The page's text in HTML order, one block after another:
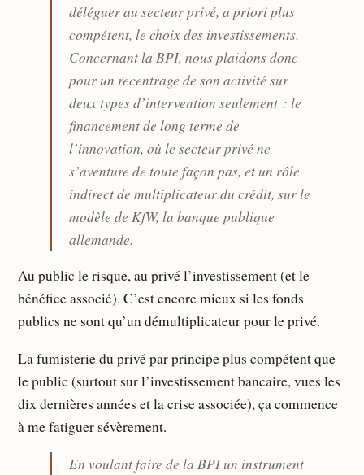
déléguer au secteur privé, a priori plus
compétent, le choix des investissements.
Concernant la BPI, nous plaidons donc
pour un recentrage de son activité sur
deux types d’intervention seulement : le
financement de long terme de
l’innovation, où le secteur privé ne
s’aventure de toute façon pas, et un rôle
indirect de multiplicateur du crédit, sur le
modèle de KfW, la banque publique
allemande.
Au public le risque, au privé l’investissement (et le
bénéfice associé). C’est encore mieux si les fonds
publics ne sont qu’un démultiplicateur pour le privé.
La fumisterie du privé par principe plus compétent que
le public (surtout sur l’investissement bancaire, vues les
dix dernières années et la crise associée), ça commence
à me fatiguer sévèrement.
En voulant faire de la BPI un instrument